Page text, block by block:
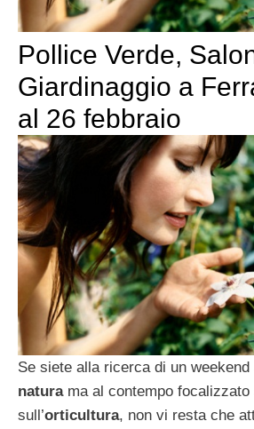
Pollice Verde,
Giardinaggio a
al 26 febbraio
Se siete alla ricerca di un
naturama al contempo focalizzato
sull’orticultura, non vi resta che